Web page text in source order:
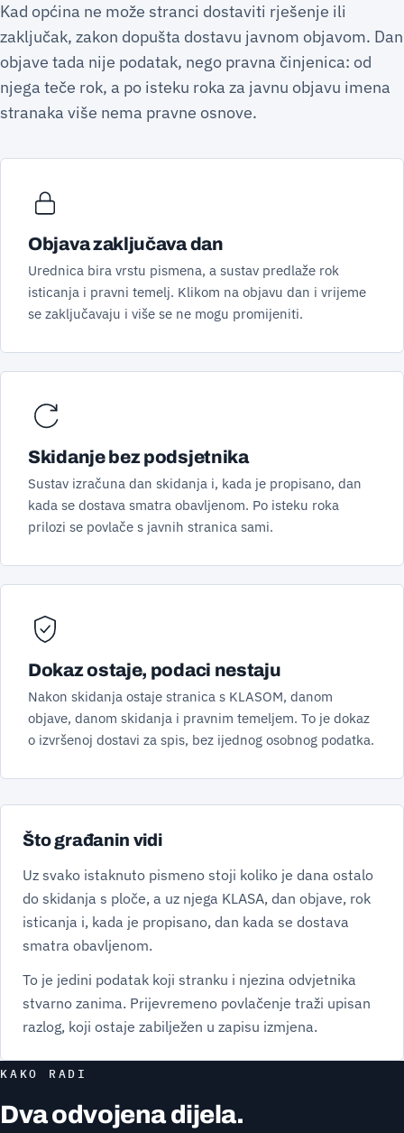
Kad općina ne može stranci dostaviti rješenje ili
zaključak, zakon dopušta dostavu javnom objavom. Dan
objave tada nije podatak, nego pravna činjenica: od
njega teče rok, a po isteku roka za javnu objavu imena
stranaka više nema pravne osnove.
Objava zaključava dan
Urednica bira vrstu pismena, a sustav predlaže rok
isticanja i pravni temelj. Klikom na objavu dan i vrijeme
se zaključavaju i više se ne mogu promijeniti.
Skidanje bez podsjetnika
Sustav izračuna dan skidanja i, kada je propisano, dan
kada se dostava smatra obavljenom. Po isteku roka
prilozi se povlače s javnih stranica sami.
Dokaz ostaje, podaci nestaju
Nakon skidanja ostaje stranica s KLASOM, danom
objave, danom skidanja i pravnim temeljem. To je dokaz
o izvršenoj dostavi za spis, bez ijednog osobnog podatka.
Što građanin vidi
Uz svako istaknuto pismeno stoji koliko je dana ostalo
do skidanja s ploče, a uz njega KLASA, dan objave, rok
isticanja i, kada je propisano, dan kada se dostava
smatra obavljenom.
To je jedini podatak koji stranku i njezina odvjetnika
stvarno zanima. Prijevremeno povlačenje traži upisan
razlog, koji ostaje zabilježen u zapisu izmjena.
KAKO RADI
Dva odvojena dijela.